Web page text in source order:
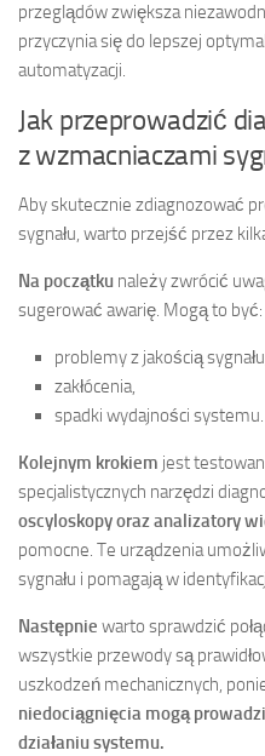
przeglądów zwiększa
przyczynia się do lepszej
automatyzacji.
Jak przeprowadzić
z wzmacniaczami
Aby skutecznie zdiagnozować
sygnału, warto przejść przez
Na początku należy zwrócić
sugerować awarię. Mogą to być:
problemy z jakością
zakłócenia,
spadki wydajności systemu.
Kolejnym krokiem jest
specjalistycznych narzędzi
oscyloskopy oraz analizatory
pomocne. Te urządzenia
sygnału i pomagają w
Następnie warto sprawdzić
wszystkie przewody są
uszkodzeń mechanicznych,
niedociągnięcia mogą
działaniu systemu.